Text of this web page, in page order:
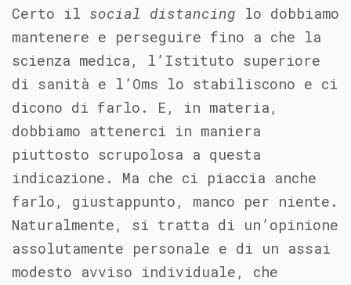
Certo il social distancing lo dobbiamo
mantenere e perseguire fino a che la
scienza medica, l’Istituto superiore
di sanità e l’Oms lo stabiliscono e ci
dicono di farlo. E, in materia,
dobbiamo attenerci in maniera
piuttosto scrupolosa a questa
indicazione. Ma che ci piaccia anche
farlo, giustappunto, manco per niente.
Naturalmente, si tratta di un’opinione
assolutamente personale e di un assai
modesto avviso individuale, che